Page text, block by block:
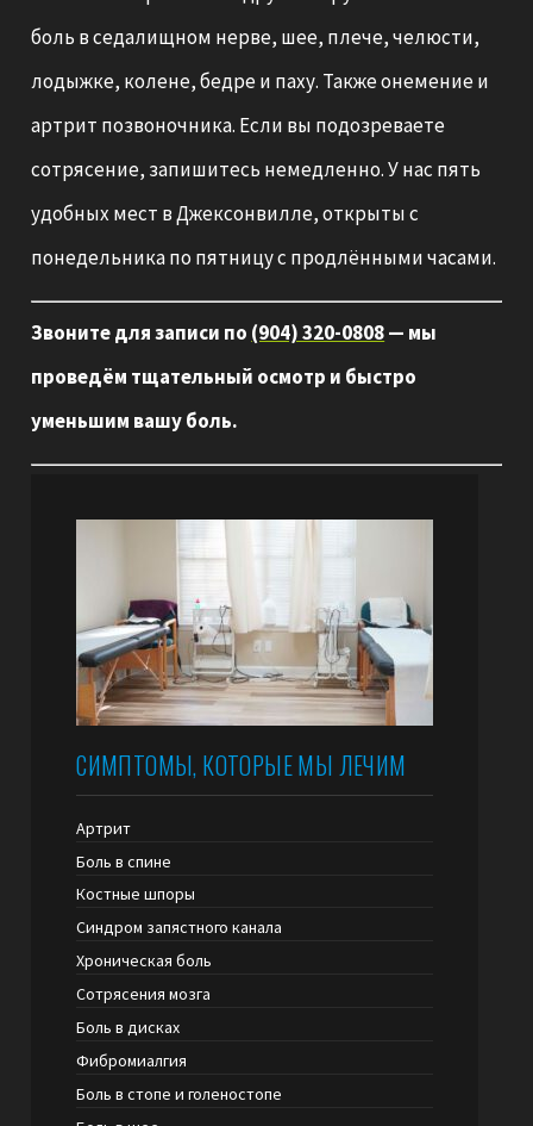
боль в седалищном нерве, шее, плече, челюсти,
лодыжке, колене, бедре и паху. Также онемение и
артрит позвоночника. Если вы подозреваете
сотрясение, запишитесь немедленно. У нас пять
удобных мест в Джексонвилле, открыты с
понедельника по пятницу с продлёнными часами.
Звоните для записи по (904) 320-0808— мы
проведём тщательный осмотр и быстро
уменьшим вашу боль.
СИМПТОМЫ, КОТОРЫЕ МЫ ЛЕЧИМ
Артрит
Боль в спине
Костные шпоры
Синдром запястного канала
Хроническая боль
Сотрясения мозга
Боль в дисках
Фибромиалгия
Боль в стопе и голеностопе